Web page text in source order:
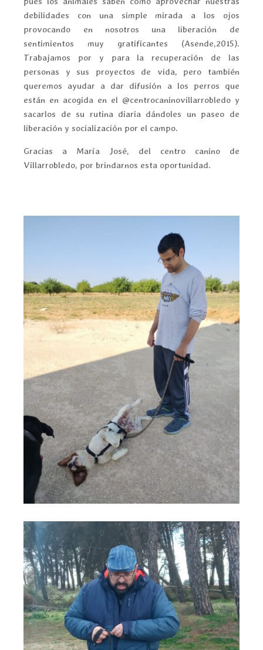
debilidades con una simple mirada a los ojos
provocando en nosotros una liberación de
sentimientos muy gratificantes (Asende,2015).
Trabajamos por y para la recuperación de las
personas y sus proyectos de vida, pero también
queremos ayudar a dar difusión a los perros que
están en acogida en el @centrocaninovillarrobledo y
sacarlos de su rutina diaria dándoles un paseo de
liberación y socialización por el campo.
Gracias a María José, del centro canino de
Villarrobledo, por brindarnos esta oportunidad.